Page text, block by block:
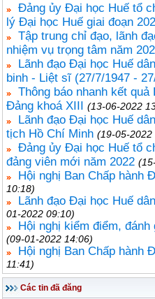
Đảng ủy Đại học Huế tổ
lý Đại học Huế giai đoạn
Tập trung chỉ đạo, lãnh
nhiệm vụ trọng tâm năm
Lãnh đạo Đại học Huế
binh - Liệt sĩ (27/7/1947 -
Thông báo nhanh kết
Đảng khoá XIII (13-06-2022
Lãnh đạo Đại học Huế
tịch Hồ Chí Minh (19-05-2022
Đảng ủy Đại học Huế tổ
đảng viên mới năm 2022
Hội nghị Ban Chấp hành
10:18)
Lãnh đạo Đại học Huế
01-2022 09:10)
Hội nghị kiểm điểm,
(09-01-2022 14:06)
Hội nghị Ban Chấp hành
11:41)
Các tin đã đăng